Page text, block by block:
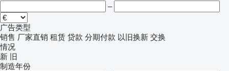
–
广告类型
销售 厂家直销 租赁 贷款 分期付款 以旧换新 交换
情况
新 旧
制造年份